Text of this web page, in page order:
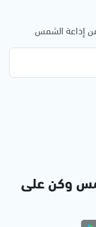
إذاعة الشمس
وكن على